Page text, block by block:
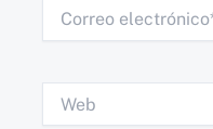
electrónico*